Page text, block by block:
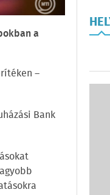
a
–
Bank